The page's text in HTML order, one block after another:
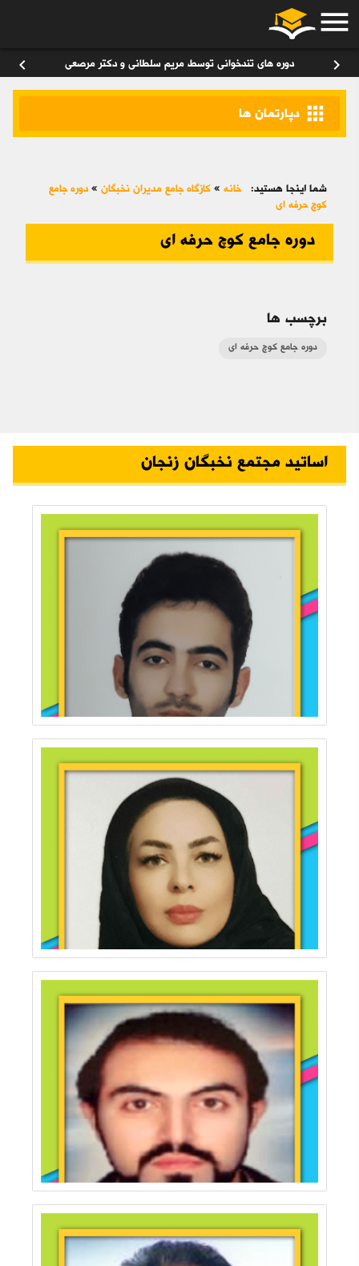
menu
chevron_right دوره های تندخوانی توسط مریم سلطانی و دکتر مرصعی chevron_left
apps دپارتمان ها
شما اینجا هستید: خانه » کازگاه جامع مدیران نخبگان » دوره جامع
کوچ حرفه ای
دوره جامع کوچ حرفه ای
برچسب ها
دوره جامع کوچ حرفه ای
اساتید مجتمع نخبگان زنجان